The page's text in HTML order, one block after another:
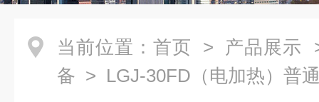
当前位置： 首页 > 产品展示
备 > LGJ-30FD（电加热）普